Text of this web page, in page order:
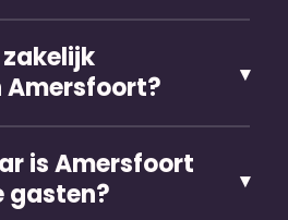
Amersfoort?
is Amersfoort
gasten?